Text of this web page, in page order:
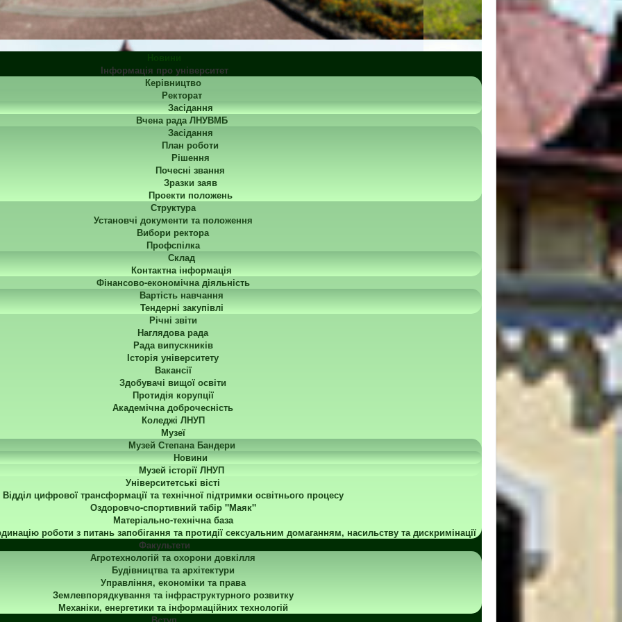
Інформація про університет
Керівництво
Ректорат
Засідання
Вчена рада ЛНУВМБ
Засідання
План роботи
Рішення
Почесні звання
Зразки заяв
Проекти положень
Структура
Установчі документи та положення
Вибори ректора
Профспілка
Склад
Контактна інформація
Фінансово-економічна діяльність
Вартість навчання
Тендерні закупівлі
Річні звіти
Наглядова рада
Рада випускників
Історія університету
Вакансії
Здобувачі вищої освіти
Протидія корупції
Академічна доброчесність
Коледжі ЛНУП
Музеї
Музей Степана Бандери
Новини
Музей історії ЛНУП
Університетські вісті
Відділ цифрової трансформації та технічної підтримки освітнього процесу
Оздоровчо-спортивний табір "Маяк"
Матеріально-технічна база
роботи з питань запобігання та протидії сексуальним домаганням, насильству та дискримінації
Факультети
Агротехнологій та охорони довкілля
Будівництва та архітектури
Управління, економіки та права
Землевпорядкування та інфраструктурного розвитку
Механіки, енергетики та інформаційних технологій